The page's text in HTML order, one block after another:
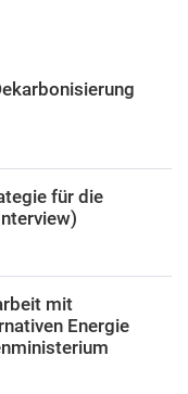
für die
mit
Energie